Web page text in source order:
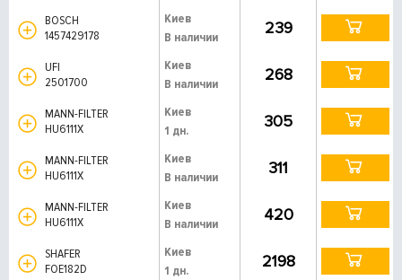
BOSCH
1457429178
Киев
В наличии
239
UFI
2501700
Киев
В наличии
268
MANN-FILTER
HU6111X
Киев
1 дн.
305
MANN-FILTER
HU6111X
Киев
В наличии
311
MANN-FILTER
HU6111X
Киев
В наличии
420
SHAFER
FOE182D
Киев
1 дн.
2198